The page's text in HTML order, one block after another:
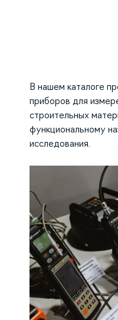
В нашем каталоге
приборов для
строительных
функциональному
исследования.